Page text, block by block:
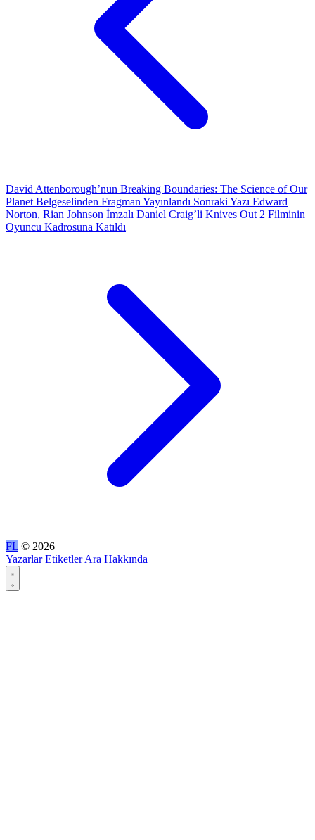
David Attenborough’nun Breaking Boundaries: The Science of Our
Planet Belgeselinden Fragman Yayınlandı Sonraki Yazı Edward
Norton, Rian Johnson İmzalı Daniel Craig’li Knives Out 2 Filminin
Oyuncu Kadrosuna Katıldı
FL © 2026
Yazarlar Etiketler Ara Hakkında